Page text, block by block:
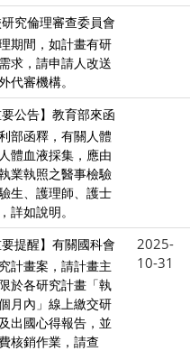
究倫理審查委員會
期間，如計畫有研
求，請申請人改送
代審機構。
要公告】教育部來函
部函釋，有關人體
體血液採集，應由
業執照之醫事檢驗
生、護理師、護士
詳如說明。
要提醒】有關國科會
計畫案，請計畫主
於各研究計畫「執
月內」線上繳交研
出國心得報告，並
核銷作業，請查
2025-
10-31